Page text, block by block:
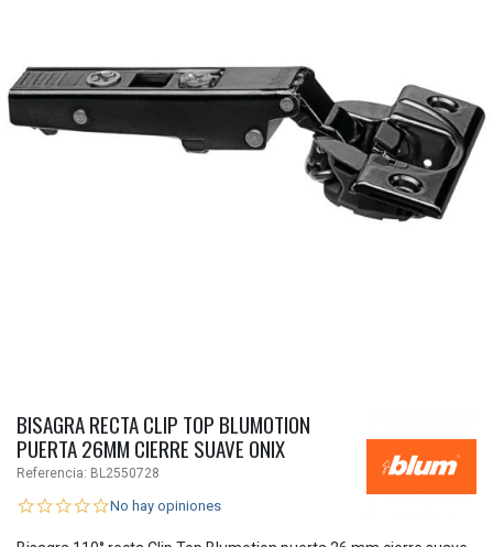
BISAGRA RECTA CLIP TOP BLUMOTION
PUERTA 26MM CIERRE SUAVE ONIX
Referencia: BL2550728
No hay opiniones